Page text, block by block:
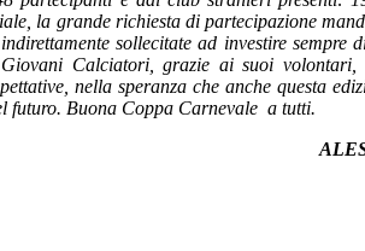
la grande richiesta di partecipazione
sollecitate ad investire sempre
Calciatori, grazie ai suoi
nella speranza che anche questa
futuro. Buona Coppa Carnevale a tutti.